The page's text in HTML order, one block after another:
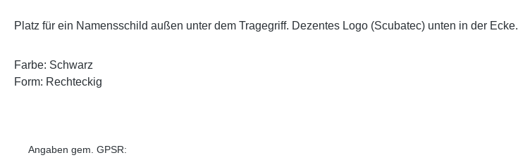
Platz für ein Namensschild außen unter dem Tragegriff. Dezentes Logo (Scubatec) unten in der Ecke.
Farbe: Schwarz
Form: Rechteckig
Angaben gem. GPSR: